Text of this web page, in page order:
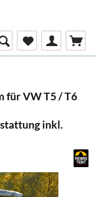
für VW T5 / T6
inkl.